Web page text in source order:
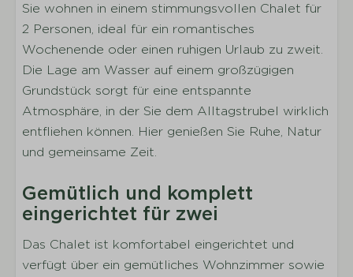
Vollständig ausgestattete Küche
Küchengeräte
Geschirr
Besteck
Trinkgläser
Töpfe
Esstisch
Kaffeemaschine
Kühlschrank und Tiefkühltruhe
Gaskochfeld
Kombi-Mikrowelle
Geschirrspülmaschine
Sie wohnen in einem stimmungsvollen Chalet für
2 Personen, ideal für ein romantisches
Wochenende oder einen ruhigen Urlaub zu zweit.
Die Lage am Wasser auf einem großzügigen
Grundstück sorgt für eine entspannte
Atmosphäre, in der Sie dem Alltagstrubel wirklich
entfliehen können. Hier genießen Sie Ruhe, Natur
und gemeinsame Zeit.
Gemütlich und komplett
eingerichtet für zwei
Das Chalet ist komfortabel eingerichtet und
verfügt über ein gemütliches Wohnzimmer sowie